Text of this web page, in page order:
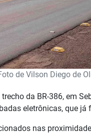
de Vilson Diego de
da BR-386, em
eletrônicas, que
nas